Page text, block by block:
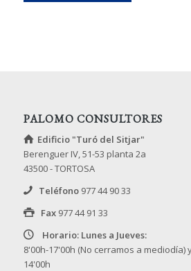
PALOMO CONSULTORES
Edificio "Turó del Sitjar"
Berenguer IV, 51-53 planta 2a
43500 - TORTOSA
Teléfono 977 44 90 33
Fax 977 44 91 33
Horario: Lunes a Jueves:
8'00h-17'00h (No cerramos a mediodía)
14'00h